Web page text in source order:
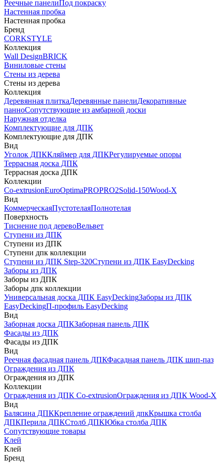
Реечные панелиПод покраску
Настенная пробка
Настенная пробка
Бренд
CORKSTYLE
Коллекция
Wall DesignBRICK
Виниловые стены
Стены из дерева
Стены из дерева
Коллекция
Деревянная плиткаДеревянные панелиДекоративные
панноСопутствующие из амбарной доски
Наружная отделка
Комплектующие для ДПК
Комплектующие для ДПК
Вид
Уголок ДПККляймер для ДПКРегулируемые опоры
Террасная доска ДПК
Террасная доска ДПК
Коллекции
Co-extrusionEuroOptimaPROPRO2Solid-150Wood-X
Вид
КоммерческаяПустотелаяПолнотелая
Поверхность
Тиснение под деревоВельвет
Ступени из ДПК
Ступени из ДПК
Ступени дпк коллекции
Ступени из ДПК Step-320Ступени из ДПК EasyDecking
Заборы из ДПК
Заборы из ДПК
Заборы дпк коллекции
Универсальная доска ДПК EasyDeckingЗаборы из ДПК
EasyDeckingП-профиль EasyDecking
Вид
Заборная доска ДПКЗаборная панель ДПК
Фасады из ДПК
Фасады из ДПК
Вид
Реечная фасадная панель ДПКФасадная панель ДПК шип-паз
Ограждения из ДПК
Ограждения из ДПК
Коллекции
Ограждения из ДПК Co-extrusionОграждения из ДПК Wood-X
Вид
Балясина ДПККрепление ограждений дпкКрышка столба
ДПКПерила ДПКСтолб ДПКЮбка столба ДПК
Сопутствующие товары
Клей
Клей
Бренд